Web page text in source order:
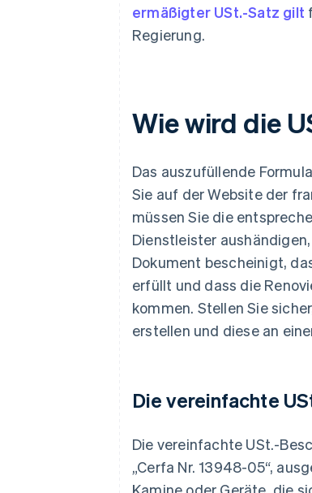
ermäßigter USt.-Satz gilt
Regierung.
Wie wird die
Das auszufüllende
Sie auf der Website der
müssen Sie die
Dienstleister
Dokument bescheinigt,
erfüllt und dass die
kommen. Stellen Sie
erstellen und diese an
Die vereinfachte
Die vereinfachte USt.-
„Cerfa Nr. 13948-05“,